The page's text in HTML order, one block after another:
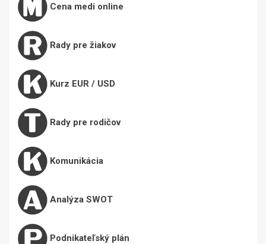
Cena medi online
Rady pre žiakov
Kurz EUR / USD
Rady pre rodičov
Komunikácia
Analýza SWOT
Podnikateľský plán